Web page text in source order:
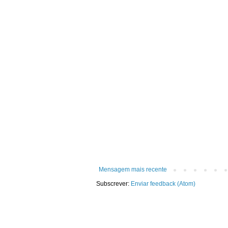
Mensagem mais recente
Subscrever: Enviar feedback (Atom)